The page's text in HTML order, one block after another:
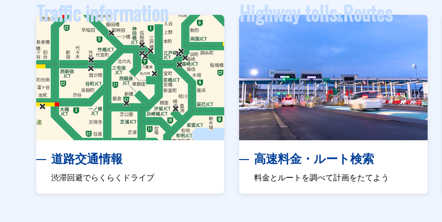
Traffic information
道路交通情報
渋滞回避でらくらくドライブ
Highway tolls&Routes
高速料金・ルート検索
料金とルートを調べて計画をたてよう